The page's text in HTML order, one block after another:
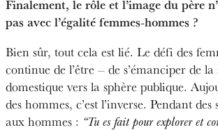
Finalement, le rôle et l’image du père
pas avec l’égalité femmes-hommes ?
Bien sûr, tout cela est lié. Le défi des
continue de l’être – de s’émanciper de la
domestique vers la sphère publique.
des hommes, c’est l’inverse. Pendant
aux hommes : “Tu es fait pour explorer et